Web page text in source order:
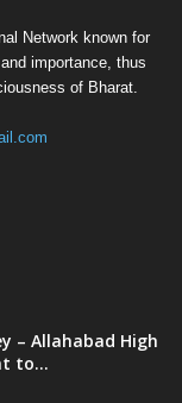
Network known for
importance, thus
of Bharat.
– Allahabad High
to...